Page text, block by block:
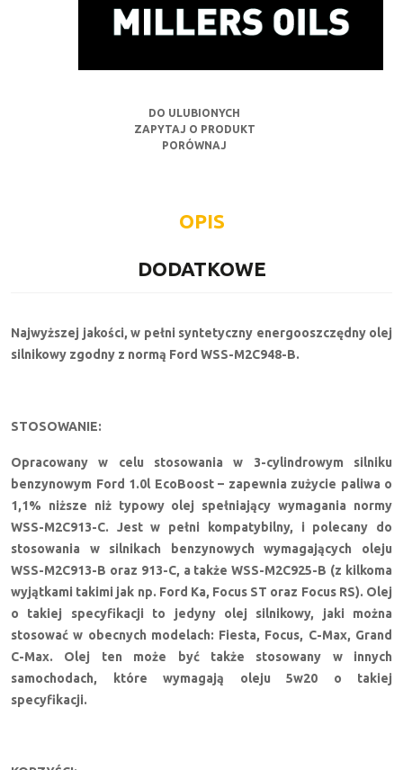
DO ULUBIONYCH
ZAPYTAJ O PRODUKT
PORÓWNAJ
OPIS
DODATKOWE
Najwyższej jakości, w pełni syntetyczny energooszczędny olej
silnikowy zgodny z normą Ford WSS-M2C948-B.
STOSOWANIE:
Opracowany w celu stosowania w 3-cylindrowym silniku
benzynowym Ford 1.0l EcoBoost – zapewnia zużycie paliwa o
1,1% niższe niż typowy olej spełniający wymagania normy
WSS-M2C913-C. Jest w pełni kompatybilny, i polecany do
stosowania w silnikach benzynowych wymagających oleju
WSS-M2C913-B oraz 913-C, a także WSS-M2C925-B (z kilkoma
wyjątkami takimi jak np. Ford Ka, Focus ST oraz Focus RS). Olej
o takiej specyfikacji to jedyny olej silnikowy, jaki można
stosować w obecnych modelach: Fiesta, Focus, C-Max, Grand
C-Max. Olej ten może być także stosowany w innych
samochodach, które wymagają oleju 5w20 o takiej
specyfikacji.